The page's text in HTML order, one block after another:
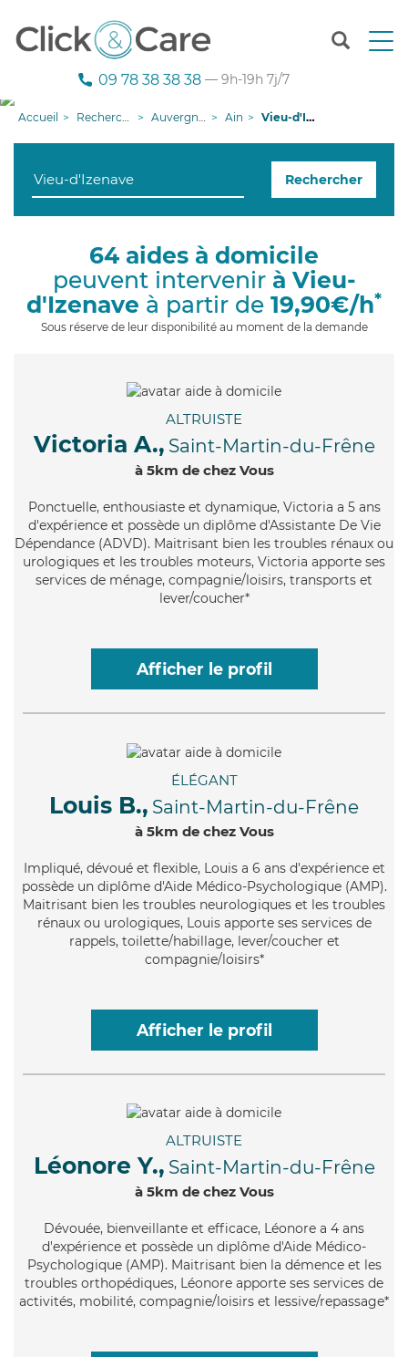
T
n
g
o
09 78 38 38 38 — 9h-19h 7j/7
Accueil Recherche aide à domicile Auvergne-Rhône-Alpes Ain Vieu-d'Izenave
Rechercher
64 aides à domicile
peuvent intervenir à Vieu-
d'Izenave à partir de 19,90€/h*
Sous réserve de leur disponibilité au moment de la demande
ALTRUISTE
Victoria A., Saint-Martin-du-Frêne
à 5km de chez Vous
Ponctuelle, enthousiaste et dynamique, Victoria a 5 ans
d'expérience et possède un diplôme d'Assistante De Vie
Dépendance (ADVD). Maitrisant bien les troubles rénaux ou
urologiques et les troubles moteurs, Victoria apporte ses
services de ménage, compagnie/loisirs, transports et
lever/coucher*
Afficher le profil
ÉLÉGANT
Louis B., Saint-Martin-du-Frêne
à 5km de chez Vous
Impliqué, dévoué et flexible, Louis a 6 ans d'expérience et
possède un diplôme d'Aide Médico-Psychologique (AMP).
Maitrisant bien les troubles neurologiques et les troubles
rénaux ou urologiques, Louis apporte ses services de
rappels, toilette/habillage, lever/coucher et
compagnie/loisirs*
Afficher le profil
ALTRUISTE
Léonore Y., Saint-Martin-du-Frêne
à 5km de chez Vous
Dévouée, bienveillante et efficace, Léonore a 4 ans
d'expérience et possède un diplôme d'Aide Médico-
Psychologique (AMP). Maitrisant bien la démence et les
troubles orthopédiques, Léonore apporte ses services de
activités, mobilité, compagnie/loisirs et lessive/repassage*